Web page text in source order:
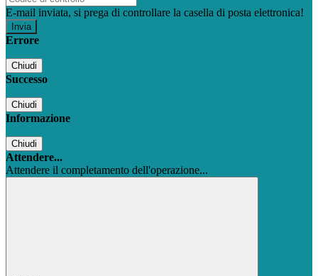
E-mail inviata, si prega di controllare la casella di posta elettronica!
Errore
Chiudi
Successo
Chiudi
Informazione
Chiudi
Attendere...
Attendere il completamento dell'operazione...